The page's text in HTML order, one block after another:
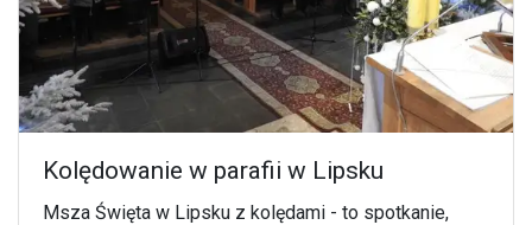
Kolędowanie w parafii w Lipsku
Msza Święta w Lipsku z kolędami - to spotkanie,